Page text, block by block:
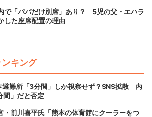
で「パパだけ別席」あり？ 5児の父・エハラ
した座席配置の理由
キング
避難所「3分間」しか視察せず？SNS拡散 内
間」だと否定
・前川喜平氏「熊本の体育館にクーラーをつ